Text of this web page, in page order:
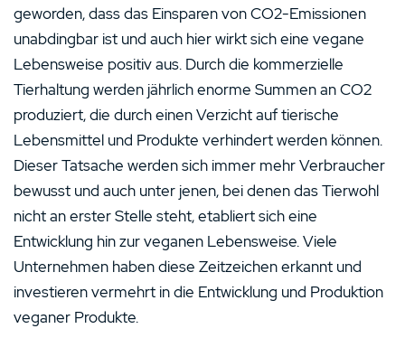
geworden, dass das Einsparen von CO2-Emissionen
unabdingbar ist und auch hier wirkt sich eine vegane
Lebensweise positiv aus. Durch die kommerzielle
Tierhaltung werden jährlich enorme Summen an CO2
produziert, die durch einen Verzicht auf tierische
Lebensmittel und Produkte verhindert werden können.
Dieser Tatsache werden sich immer mehr Verbraucher
bewusst und auch unter jenen, bei denen das Tierwohl
nicht an erster Stelle steht, etabliert sich eine
Entwicklung hin zur veganen Lebensweise. Viele
Unternehmen haben diese Zeitzeichen erkannt und
investieren vermehrt in die Entwicklung und Produktion
veganer Produkte.